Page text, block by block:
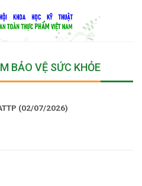
BẢO VỆ SỨC KHỎE
(02/07/2026)